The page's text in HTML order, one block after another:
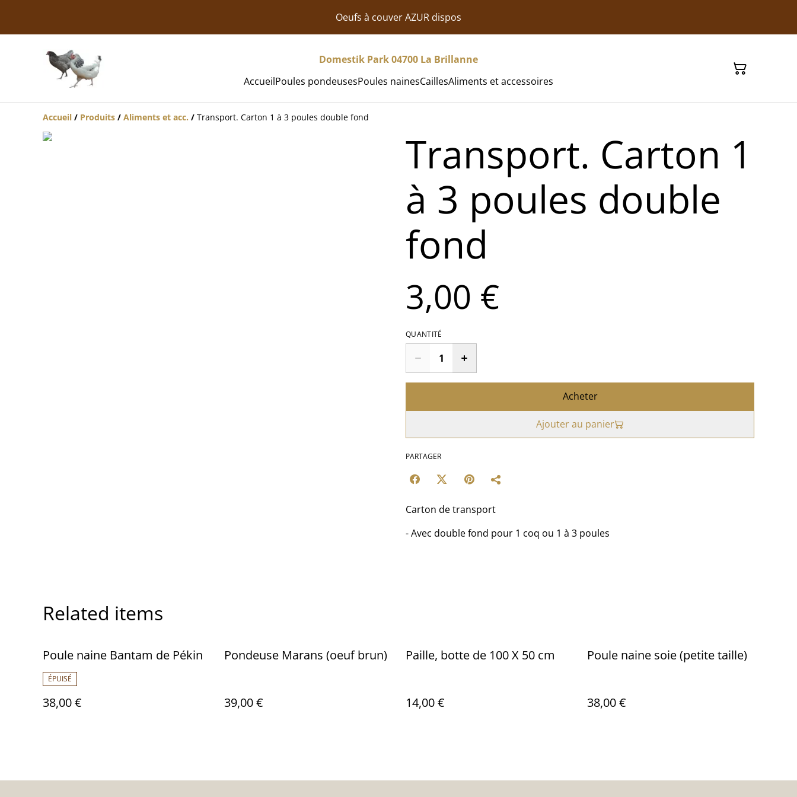
Oeufs à couver AZUR dispos
Domestik Park 04700 La Brillanne
AccueilPoules pondeusesPoules nainesCaillesAliments et accessoires
Accueil / Produits / Aliments et acc. / Transport. Carton 1 à 3 poules double fond
Transport. Carton 1
à 3 poules double
fond
3,00 €
QUANTITÉ
Acheter
Ajouter au panier
PARTAGER
Carton de transport
- Avec double fond pour 1 coq ou 1 à 3 poules
Related items
Poule naine Bantam de Pékin
ÉPUISÉ
38,00 €
Pondeuse Marans (oeuf brun)
39,00 €
Paille, botte de 100 X 50 cm
14,00 €
Poule naine soie (petite taille)
38,00 €